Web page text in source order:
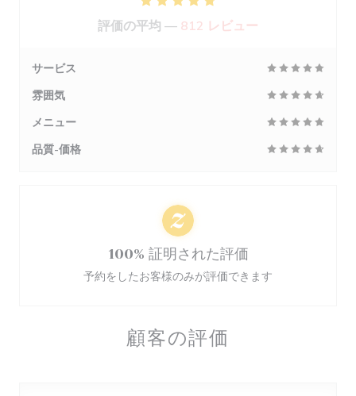
顧客の評価
評価の平均 — 812 レビュー
サービス
雰囲気
メニュー
品質-価格
100% 証明された評価
予約をしたお客様のみが評価できます